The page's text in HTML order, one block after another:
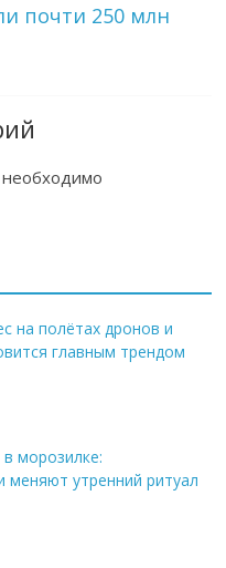
почти 250 млн
на полётах дронов и
главным трендом
морозилке:
меняют утренний ритуал